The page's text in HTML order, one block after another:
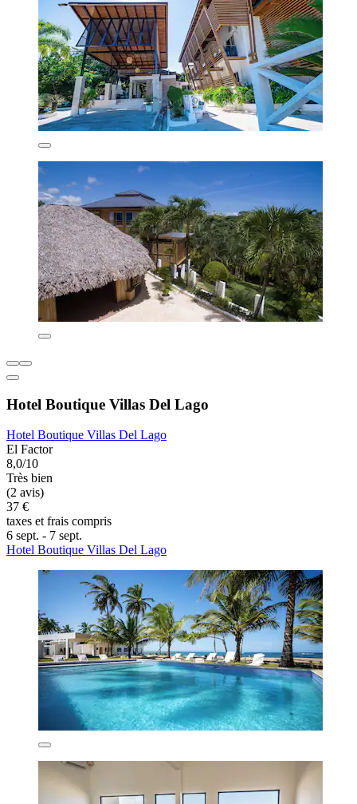
Hotel Boutique Villas Del Lago
Hotel Boutique Villas Del Lago
El Factor
8,0/10
Très bien
(2 avis)
37 €
taxes et frais compris
6 sept. - 7 sept.
Hotel Boutique Villas Del Lago